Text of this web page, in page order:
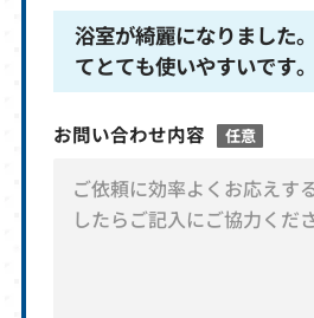
浴室が綺麗になりました
てとても使いやすいです。
お問い合わせ内容 任意